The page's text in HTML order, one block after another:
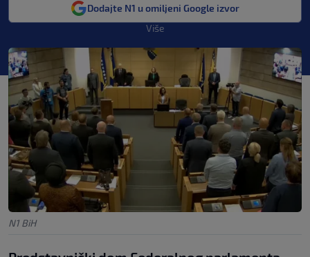
Dodajte N1 u omiljeni Google izvor
Više
N1 BiH